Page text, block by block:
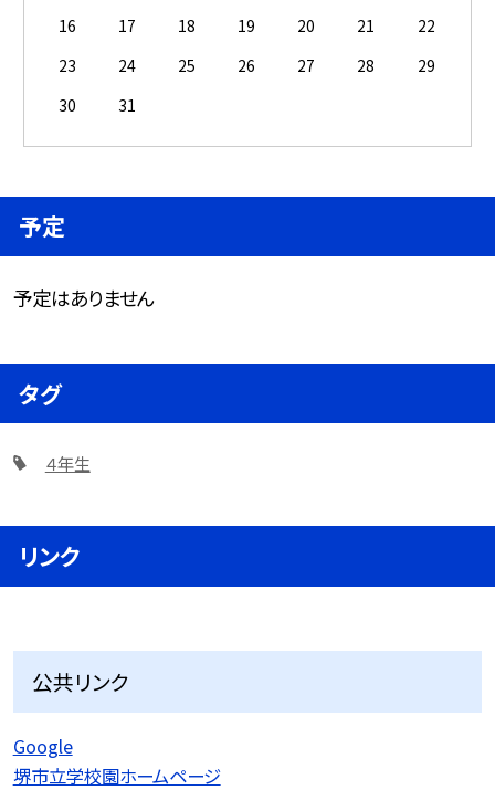
16
17 18 19 20 21
22
23
24 25 26 27 28
29
30
31
予定
予定はありません
タグ
４年生
リンク
公共リンク
Google
堺市立学校園ホームページ